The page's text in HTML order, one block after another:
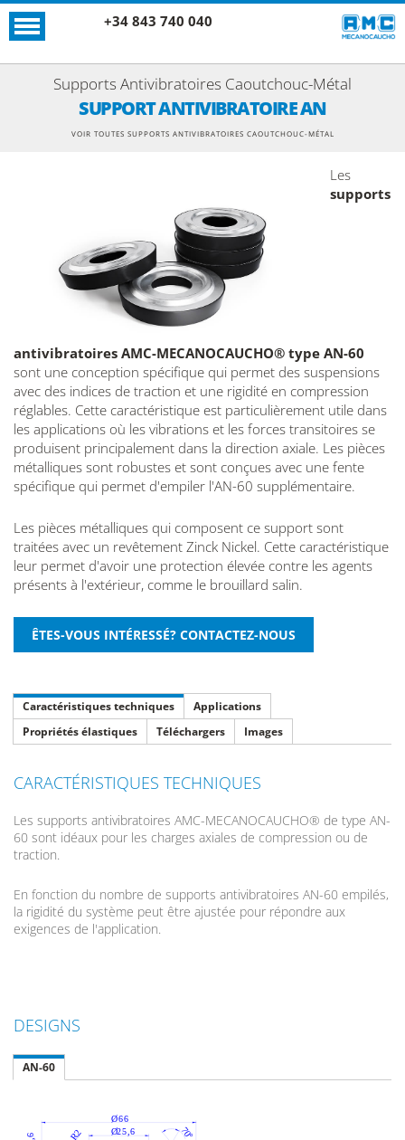
+34 843 740 040
Supports Antivibratoires Caoutchouc-Métal
SUPPORT ANTIVIBRATOIRE AN
VOIR TOUTES SUPPORTS ANTIVIBRATOIRES CAOUTCHOUC-MÉTAL
Les
supports
antivibratoires AMC-MECANOCAUCHO® type AN-60
sont une conception spécifique qui permet des suspensions
avec des indices de traction et une rigidité en compression
réglables. Cette caractéristique est particulièrement utile dans
les applications où les vibrations et les forces transitoires se
produisent principalement dans la direction axiale. Les pièces
métalliques sont robustes et sont conçues avec une fente
spécifique qui permet d'empiler l'AN-60 supplémentaire.
Les pièces métalliques qui composent ce support sont
traitées avec un revêtement Zinck Nickel. Cette caractéristique
leur permet d'avoir une protection élevée contre les agents
présents à l'extérieur, comme le brouillard salin.
Caractéristiques techniques
Applications
Propriétés élastiques
Téléchargers Images
CARACTÉRISTIQUES TECHNIQUES
Les supports antivibratoires AMC-MECANOCAUCHO® de type AN-
60 sont idéaux pour les charges axiales de compression ou de
traction.
En fonction du nombre de supports antivibratoires AN-60 empilés,
la rigidité du système peut être ajustée pour répondre aux
exigences de l'application.
DESIGNS
AN-60